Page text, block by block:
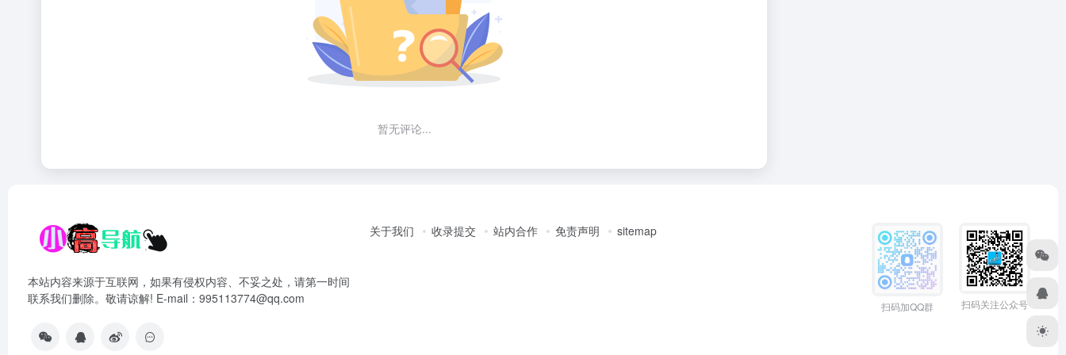
暂无评论...
本站内容来源于互联网，如果有侵权内容、不妥之处，请第一时间
联系我们删除。敬请谅解! E-mail：995113774@qq.com
关于我们 收录提交 站内合作 免责声明 sitemap
扫码加QQ群 扫码关注公众号